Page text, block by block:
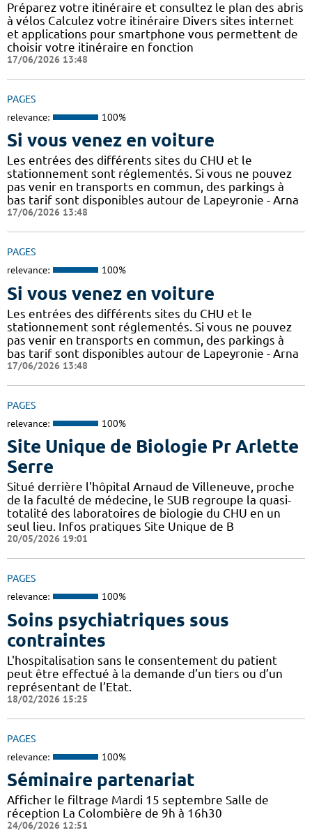
Préparez votre itinéraire et consultez le plan des abris
à vélos Calculez votre itinéraire Divers sites internet
et applications pour smartphone vous permettent de
choisir votre itinéraire en fonction
17/06/2026 13:48
PAGES
relevance: 100%
Si vous venez en voiture
Les entrées des différents sites du CHU et le
stationnement sont réglementés. Si vous ne pouvez
pas venir en transports en commun, des parkings à
bas tarif sont disponibles autour de Lapeyronie - Arna
17/06/2026 13:48
PAGES
relevance: 100%
Si vous venez en voiture
Les entrées des différents sites du CHU et le
stationnement sont réglementés. Si vous ne pouvez
pas venir en transports en commun, des parkings à
bas tarif sont disponibles autour de Lapeyronie - Arna
17/06/2026 13:48
PAGES
relevance: 100%
Site Unique de Biologie Pr Arlette
Serre
Situé derrière l'hôpital Arnaud de Villeneuve, proche
de la faculté de médecine, le SUB regroupe la quasi-
totalité des laboratoires de biologie du CHU en un
seul lieu. Infos pratiques Site Unique de B
20/05/2026 19:01
PAGES
relevance: 100%
Soins psychiatriques sous
contraintes
L'hospitalisation sans le consentement du patient
peut être effectué à la demande d'un tiers ou d’un
représentant de l’Etat.
18/02/2026 15:25
PAGES
relevance: 100%
Séminaire partenariat
Afficher le filtrage Mardi 15 septembre Salle de
réception La Colombière de 9h à 16h30
24/06/2026 12:51